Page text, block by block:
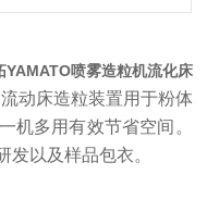
YAMATO喷雾造粒机流化床
动床造粒装置用于粉体
机多用有效节省空间。
发以及样品包衣。